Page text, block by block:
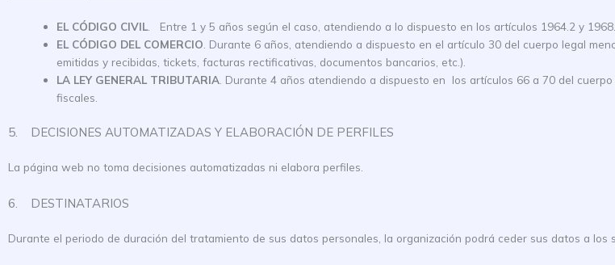
EL CÓDIGO CIVIL . Entre 1 y 5 años según el caso, atendiendo a lo dispuesto en los artículos 1964.2 y
EL CÓDIGO DEL COMERCIO . Durante 6 años, atendiendo a dispuesto en el artículo 30 del cuerpo legal
emitidas y recibidas, tickets, facturas rectificativas, documentos bancarios, etc.).
LA LEY GENERAL TRIBUTARIA . Durante 4 años atendiendo a dispuesto en los artículos 66 a 70 del
fiscales.
5. DECISIONES AUTOMATIZADAS Y ELABORACIÓN DE PERFILES
La página web no toma decisiones automatizadas ni elabora perfiles.
6. DESTINATARIOS
Durante el periodo de duración del tratamiento de sus datos personales, la organización podrá ceder sus datos a los